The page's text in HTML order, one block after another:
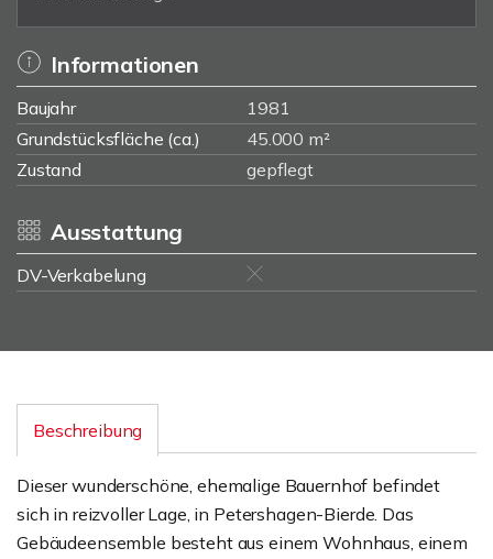
Informationen
Baujahr
1981
Grundstücksfläche (ca.)
45.000 m²
Zustand
gepflegt
Ausstattung
DV-Verkabelung
Beschreibung
Dieser wunderschöne, ehemalige Bauernhof befindet
sich in reizvoller Lage, in Petershagen-Bierde. Das
Gebäudeensemble besteht aus einem Wohnhaus, einem